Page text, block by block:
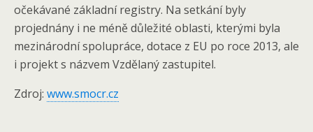
očekávané základní registry. Na setkání byly
projednány i ne méně důležité oblasti, kterými byla
mezinárodní spolupráce, dotace z EU po roce 2013, ale
i projekt s názvem Vzdělaný zastupitel.
Zdroj: www.smocr.cz